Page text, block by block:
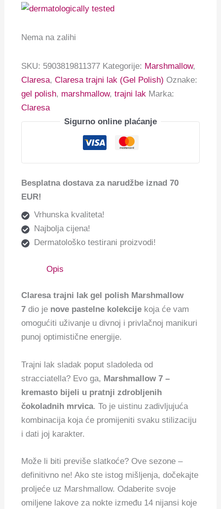
Nema na zalihi
SKU: 5903819811377 Kategorije: Marshmallow,
Claresa,Claresa trajni lak (Gel Polish) Oznake:
gel polish, marshmallow,trajni lak Marka:
Claresa
Sigurno online plaćanje
Besplatna dostava za narudžbe iznad 70
EUR!
Vrhunska kvaliteta!
Najbolja cijena!
Dermatološko testirani proizvodi!
Opis
Claresa trajni lak gel polish Marshmallow
7dio je nove pastelne kolekcije koja će vam
omogućiti uživanje u divnoj i privlačnoj manikuri
punoj optimistične energije.
Trajni lak sladak poput sladoleda od
stracciatella? Evo ga, Marshmallow 7–
kremasto bijeli u pratnji zdrobljenih
čokoladnih mrvica. To je uistinu zadivljujuća
kombinacija koja će promijeniti svaku stilizaciju
i dati joj karakter.
Može li biti previše slatkoće? Ove sezone –
definitivno ne!Ako ste istog mišljenja, dočekajte
proljeće uz Marshmallow. Odaberite svoje
omiljene lakove za nokte između 14 nijansi koje